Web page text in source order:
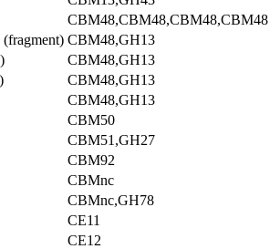
CBM48,CBM48,CBM48,CBM48
CBM48,GH13
CBM48,GH13
CBM48,GH13
CBM48,GH13
CBM50
CBM51,GH27
CBM92
CBMnc
CBMnc,GH78
CE11
CE12